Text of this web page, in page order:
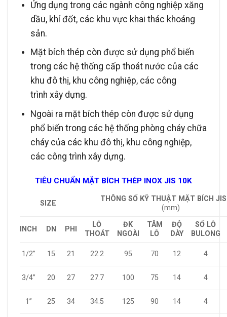
Ứng dụng trong các ngành công nghiệp xăng
dầu, khí đốt, các khu vực khai thác khoáng
sản.
Mặt bích thép còn được sử dụng phổ biến
trong các hệ thống cấp thoát nước của các
khu đô thị, khu công nghiệp, các công
trình xây dựng.
Ngoài ra mặt bích thép còn được sử dụng
phổ biến trong các hệ thống phòng cháy chữa
cháy của các khu đô thị, khu công nghiệp,
các công trình xây dựng.
TIÊU CHUẨN MẶT BÍCH THÉP INOX JIS 10K
SIZE
THÔNG SỐ KỸ THUẬT MẶT BÍCH
(mm)
INCH DN PHI
LỖ
THOÁT
ĐK
NGOÀI
TÂM
LỖ
ĐỘ
DÀY
SỐ LỖ
BULONG
1/2” 15 21 22.2 95 70 12 4
3/4” 20 27 27.7 100 75 14 4
1” 25 34 34.5 125 90 14 4